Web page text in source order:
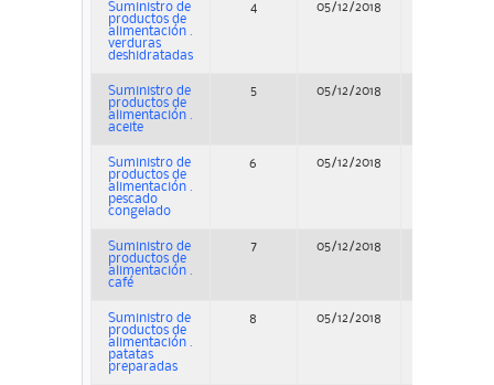
Suministro de
productos de
alimentación .
verduras
deshidratadas
4 05/12/2018
Suministro de
productos de
alimentación .
aceite
5 05/12/2018
Suministro de
productos de
alimentación .
pescado
congelado
6 05/12/2018
Suministro de
productos de
alimentación .
café
7 05/12/2018
Suministro de
productos de
alimentación .
patatas
preparadas
8 05/12/2018